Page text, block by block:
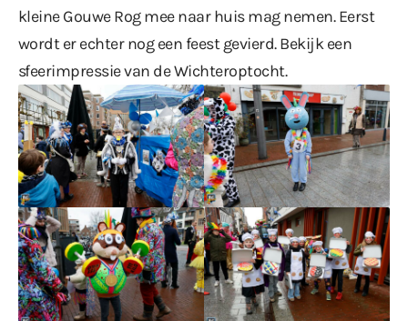
kleine Gouwe Rog mee naar huis mag nemen. Eerst
wordt er echter nog een feest gevierd. Bekijk een
sfeerimpressie van de Wichteroptocht.